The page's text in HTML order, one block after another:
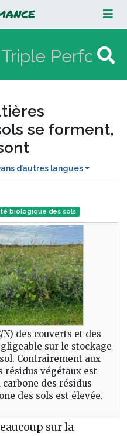
organiques
se stabilisent
se forment,
d’autres langues
biologique des sols
des couverts et des
sur le stockage
Contrairement aux
résidus végétaux est
des résidus
des sols est élevée.
sur la